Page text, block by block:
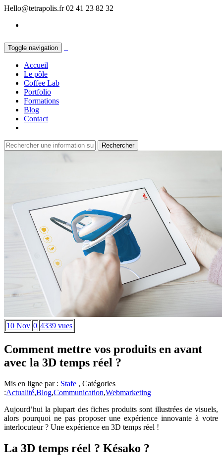
Hello@tetrapolis.fr 02 41 23 82 32
Toggle navigation
Accueil
Le pôle
Coffee Lab
Portfolio
Formations
Blog
Contact
10 Nov 0 4339 vues
Comment mettre vos produits en avant
avec la 3D temps réel ?
Mis en ligne par : Stafe , Catégories
:Actualité,Blog,Communication,Webmarketing
Aujourd’hui la plupart des fiches produits sont illustrées de visuels,
alors pourquoi ne pas proposer une expérience innovante à votre
interlocuteur ? Une expérience en 3D temps réel !
La 3D temps réel ? Késako ?